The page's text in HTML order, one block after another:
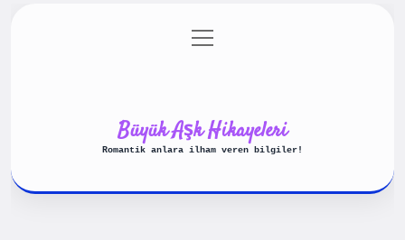
Gizlilik Politikası
menüyü
aç
Büyük Aşk Hikayeleri
Romantik anlara ilham veren bilgiler!